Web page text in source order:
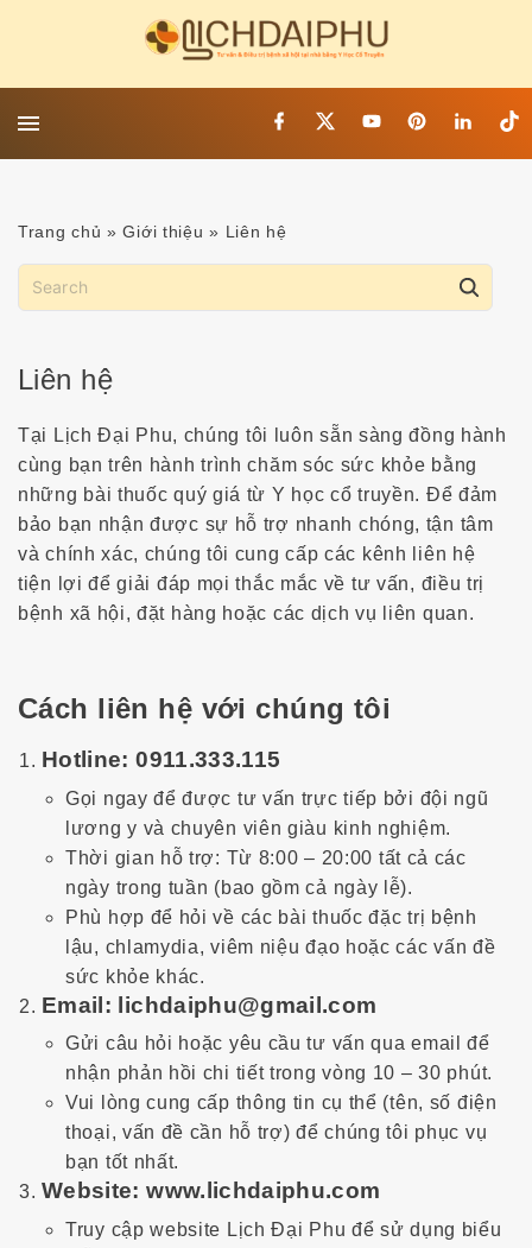
o
c
y
u
n
t
n
k
Trang chủ »Giới thiệu » Liên hệ
h
Liên hệ
Tại Lịch Đại Phu, chúng tôi luôn sẵn sàng đồng hành
cùng bạn trên hành trình chăm sóc sức khỏe bằng
những bài thuốc quý giá từ Y học cổ truyền. Để đảm
bảo bạn nhận được sự hỗ trợ nhanh chóng, tận tâm
và chính xác, chúng tôi cung cấp các kênh liên hệ
tiện lợi để giải đáp mọi thắc mắc về tư vấn, điều trị
bệnh xã hội, đặt hàng hoặc các dịch vụ liên quan.
Cách liên hệ với chúng tôi
Hotline: 0911.333.115
Gọi ngay để được tư vấn trực tiếp bởi đội ngũ
lương y và chuyên viên giàu kinh nghiệm.
Thời gian hỗ trợ: Từ 8:00 – 20:00 tất cả các
ngày trong tuần (bao gồm cả ngày lễ).
Phù hợp để hỏi về các bài thuốc đặc trị bệnh
lậu, chlamydia, viêm niệu đạo hoặc các vấn đề
sức khỏe khác.
Email: lichdaiphu@gmail.com
Gửi câu hỏi hoặc yêu cầu tư vấn qua email để
nhận phản hồi chi tiết trong vòng 10 – 30 phút.
Vui lòng cung cấp thông tin cụ thể (tên, số điện
thoại, vấn đề cần hỗ trợ) để chúng tôi phục vụ
bạn tốt nhất.
Website: www.lichdaiphu.com
Truy cập website Lịch Đại Phu để sử dụng biểu